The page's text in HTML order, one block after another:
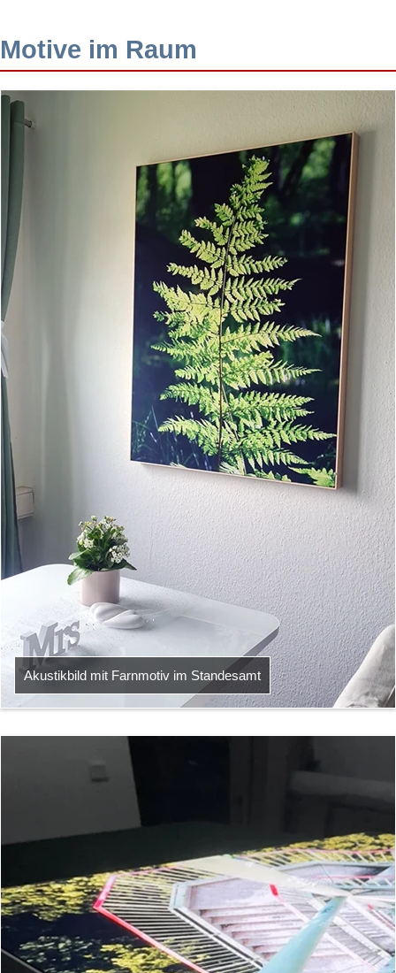
Motive im Raum
Akustikbild mit Farnmotiv im Standesamt